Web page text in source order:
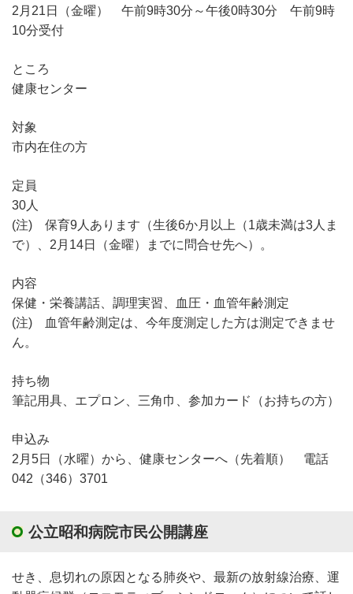
2月21日（金曜） 午前9時30分～午後0時30分 午前9時
10分受付
ところ
健康センター
対象
市内在住の方
定員
30人
(注) 保育9人あります（生後6か月以上（1歳未満は3人ま
で）、2月14日（金曜）までに問合せ先へ）。
内容
保健・栄養講話、調理実習、血圧・血管年齢測定
(注) 血管年齢測定は、今年度測定した方は測定できませ
ん。
持ち物
筆記用具、エプロン、三角巾、参加カード（お持ちの方）
申込み
2月5日（水曜）から、健康センターへ（先着順） 電話
042（346）3701
公立昭和病院市民公開講座
せき、息切れの原因となる肺炎や、最新の放射線治療、運